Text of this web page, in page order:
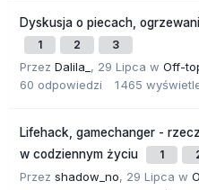
Dyskusja o piecach,
1 2 3
Przez Dalila_ , 29 Lipca w Off-
60 odpowiedzi 1 465
Lifehack, gamechanger -
w codziennym życiu
1
Przez shadow_no, 29 Lipca w